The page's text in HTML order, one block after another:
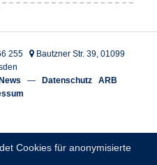
255
Bautzner Str. 39, 01099
— Datenschutz
ARB
Cookies für anonymisierte